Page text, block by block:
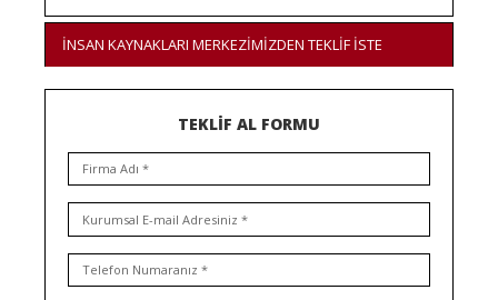
İNSAN KAYNAKLARI MERKEZİMİZDEN TEKLİF İSTE
TEKLİF AL FORMU